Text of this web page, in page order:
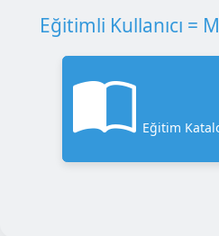
Eğitimli Kullanıcı =
Eğitim